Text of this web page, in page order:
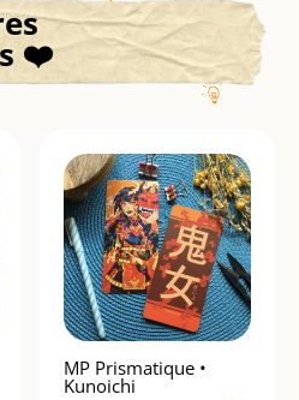
❤️
MP Prismatique •
Kunoichi